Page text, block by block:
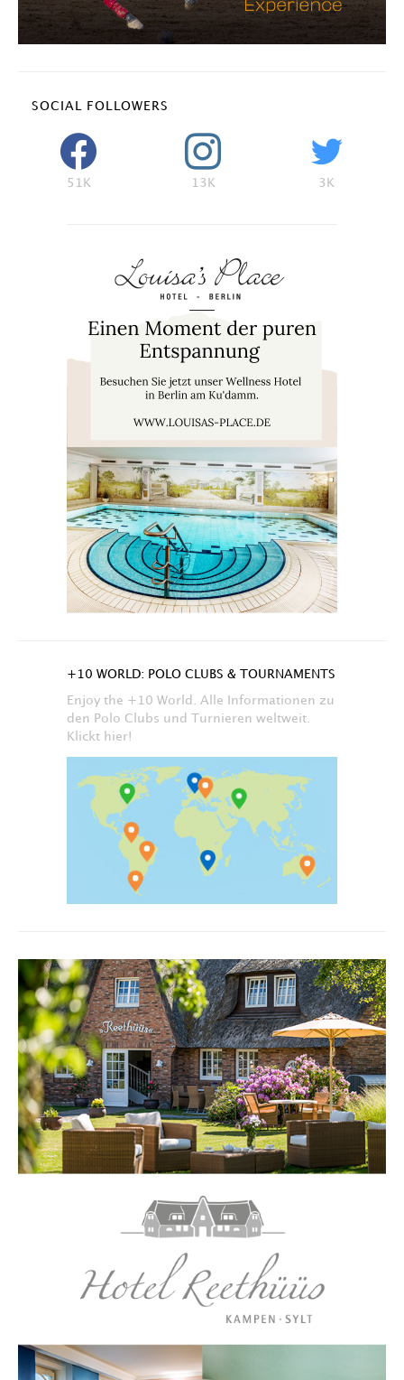
SOCIAL FOLLOWERS
51K 13K 3K
+10 WORLD: POLO CLUBS & TOURNAMENTS
Enjoy the +10 World. Alle Informationen zu
den Polo Clubs und Turnieren weltweit.
Klickt hier!